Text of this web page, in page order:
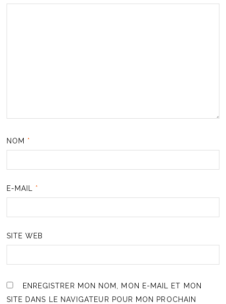
NOM *
E-MAIL *
SITE WEB
ENREGISTRER MON NOM, MON E-MAIL ET MON
SITE DANS LE NAVIGATEUR POUR MON PROCHAIN